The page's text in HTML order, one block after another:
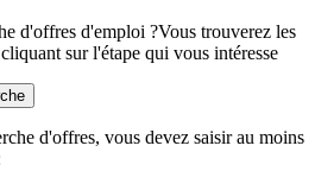
d'offres d'emploi ?Vous trouverez les
sur l'étape qui vous intéresse
d'offres, vous devez saisir au moins